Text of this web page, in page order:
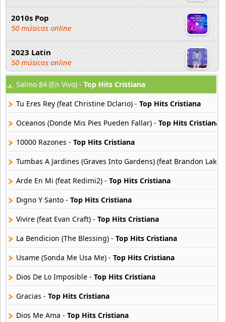
2010s Pop
50 músicas online
2023 Latin
50 músicas online
2023 Pop
80 músicas online
2023 Rock
59 músicas online
37 músicas online
80s Ballads
48 músicas online
80s Pop Rock
50 músicas online
90s Acoustic Hits
39 músicas online
90s Latin Music
50 músicas online
Salmo 84 (En Vivo) - Top Hits Cristiana
Tu Eres Rey (feat Christine Dclario) - Top Hits Cristiana
Oceanos (Donde Mis Pies Pueden Fallar) - Top Hits Cristiana
10000 Razones - Top Hits Cristiana
Tumbas A Jardines (Graves Into Gardens) (feat Brandon Lake)
Arde En Mi (feat Redimi2) - Top Hits Cristiana
Digno Y Santo - Top Hits Cristiana
Vivire (feat Evan Craft) - Top Hits Cristiana
La Bendicion (The Blessing) - Top Hits Cristiana
Usame (Sonda Me Usa Me) - Top Hits Cristiana
Dios De Lo Imposible - Top Hits Cristiana
Gracias - Top Hits Cristiana
Dios Me Ama - Top Hits Cristiana